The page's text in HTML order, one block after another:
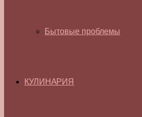
Бытовые проблемы
КУЛИНАРИЯ